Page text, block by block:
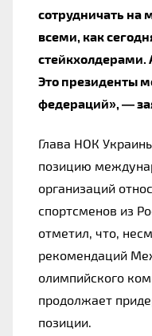
сотрудничать на
всеми, как
стейкхолдерами.
Это президенты
федераций», —
Глава НОК
позицию
организаций
спортсменов из
отметил, что,
рекомендаций
олимпийского
продолжает
позиции.